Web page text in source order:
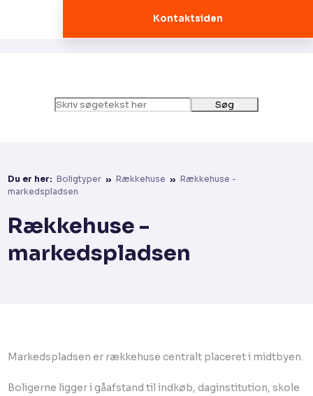
Kontaktsiden
Du er her: Boligtyper » Rækkehuse » Rækkehuse -
markedspladsen
​Rækkehuse -
markedspladsen
Markedspladsen er rækkehuse centralt placeret i midtbyen.
Boligerne ligger i gåafstand til indkøb, daginstitution, skole